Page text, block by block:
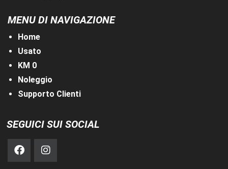
MENU DI NAVIGAZIONE
Home
Usato
KM 0
Noleggio
Supporto Clienti
SEGUICI SUI SOCIAL